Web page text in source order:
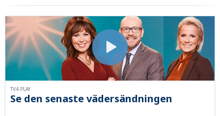
Se den senaste vädersändningen
TV4 PLAY